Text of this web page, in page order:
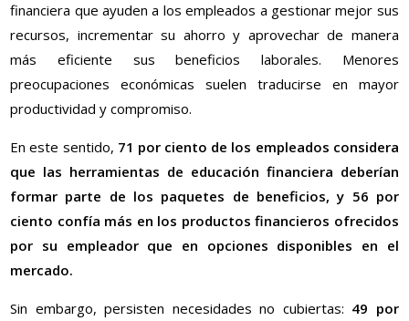
financiera que ayuden a los empleados a gestionar mejor sus
recursos, incrementar su ahorro y aprovechar de manera
más eficiente sus beneficios laborales. Menores
preocupaciones económicas suelen traducirse en mayor
productividad y compromiso.
En este sentido, 71 por ciento de los empleados considera
que las herramientas de educación financiera deberían
formar parte de los paquetes de beneficios, y 56 por
ciento confía más en los productos financieros ofrecidos
por su empleador que en opciones disponibles en el
mercado.
Sin embargo, persisten necesidades no cubiertas: 49 por